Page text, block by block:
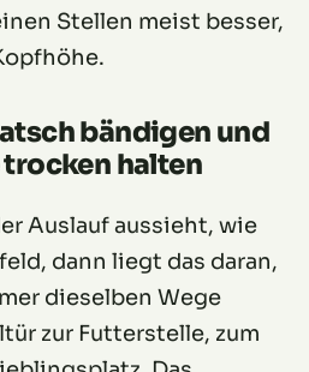
Stellen meist besser,
bändigen und
halten
Auslauf aussieht, wie
dann liegt das daran,
dieselben Wege
zur Futterstelle, zum